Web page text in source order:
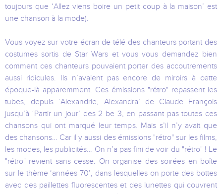
toujours que ‘Allez viens boire un petit coup à la maison’ est
une chanson à la mode).
Vous voyez sur votre écran de télé des chanteurs portant des
costumes sortis de Star Wars et vous vous demandez bien
comment ces chanteurs pouvaient porter des accoutrements
aussi ridicules. Ils n’avaient pas encore de miroirs à cette
époque-là apparemment. Ces émissions "rétro" repassent les
tubes, depuis ‘Alexandrie, Alexandra’ de Claude François
jusqu’à ‘Partir un jour’ des 2 be 3, en passant pas toutes ces
chansons qui ont marqué leur temps. Mais s’il n’y avait que
des chansons… Car il y aussi des émissions "rétro" sur les films,
les modes, les publicités… On n’a pas fini de voir du "rétro" ! Le
"rétro" revient sans cesse. On organise des soirées en boîte
sur le thème ‘années 70’, dans lesquelles on porte des bottes
avec des paillettes fluorescentes et des lunettes qui couvrent